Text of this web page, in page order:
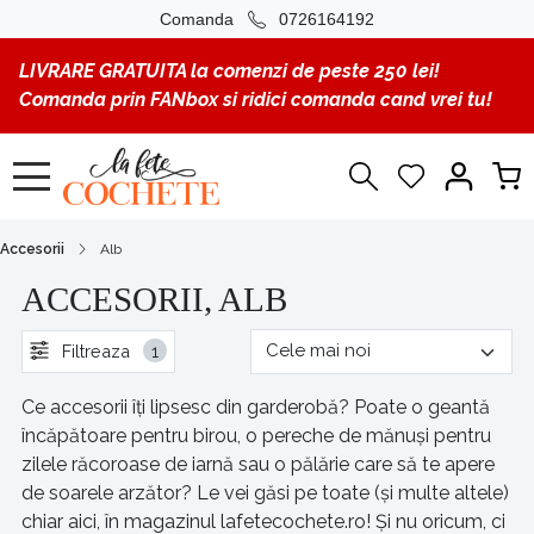
Comanda 0726164192
LIVRARE GRATUITA la comenzi de peste 250 lei!
Comanda prin FANbox si ridici comanda cand vrei tu!
Accesorii Alb
ACCESORII, ALB
Filtreaza 1
Ce accesorii îți lipsesc din garderobă? Poate o geantă
încăpătoare pentru birou, o pereche de mănuși pentru
zilele răcoroase de iarnă sau o pălărie care să te apere
de soarele arzător? Le vei găsi pe toate (și multe altele)
chiar aici, în magazinul lafetecochete.ro! Și nu oricum, ci